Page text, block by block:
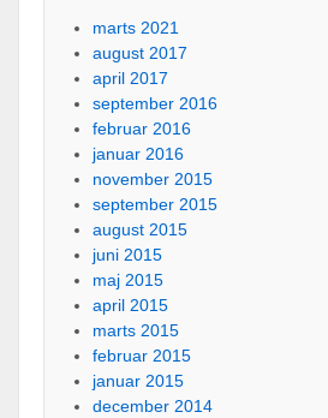
marts 2021
august 2017
april 2017
september 2016
februar 2016
januar 2016
november 2015
september 2015
august 2015
juni 2015
maj 2015
april 2015
marts 2015
februar 2015
januar 2015
december 2014